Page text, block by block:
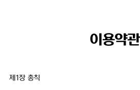
이용약관
제1장 총칙